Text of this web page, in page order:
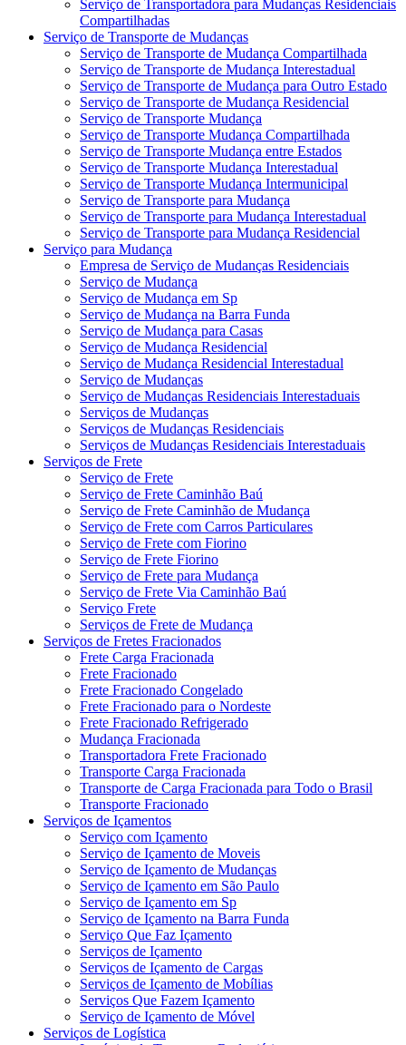
Serviço de Transportadora para Mudanças Residenciais
Compartilhadas
Serviço de Transporte de Mudanças
Serviço de Transporte de Mudança Compartilhada
Serviço de Transporte de Mudança Interestadual
Serviço de Transporte de Mudança para Outro Estado
Serviço de Transporte de Mudança Residencial
Serviço de Transporte Mudança
Serviço de Transporte Mudança Compartilhada
Serviço de Transporte Mudança entre Estados
Serviço de Transporte Mudança Interestadual
Serviço de Transporte Mudança Intermunicipal
Serviço de Transporte para Mudança
Serviço de Transporte para Mudança Interestadual
Serviço de Transporte para Mudança Residencial
Serviço para Mudança
Empresa de Serviço de Mudanças Residenciais
Serviço de Mudança
Serviço de Mudança em Sp
Serviço de Mudança na Barra Funda
Serviço de Mudança para Casas
Serviço de Mudança Residencial
Serviço de Mudança Residencial Interestadual
Serviço de Mudanças
Serviço de Mudanças Residenciais Interestaduais
Serviços de Mudanças
Serviços de Mudanças Residenciais
Serviços de Mudanças Residenciais Interestaduais
Serviços de Frete
Serviço de Frete
Serviço de Frete Caminhão Baú
Serviço de Frete Caminhão de Mudança
Serviço de Frete com Carros Particulares
Serviço de Frete com Fiorino
Serviço de Frete Fiorino
Serviço de Frete para Mudança
Serviço de Frete Via Caminhão Baú
Serviço Frete
Serviços de Frete de Mudança
Serviços de Fretes Fracionados
Frete Carga Fracionada
Frete Fracionado
Frete Fracionado Congelado
Frete Fracionado para o Nordeste
Frete Fracionado Refrigerado
Mudança Fracionada
Transportadora Frete Fracionado
Transporte Carga Fracionada
Transporte de Carga Fracionada para Todo o Brasil
Transporte Fracionado
Serviços de Içamentos
Serviço com Içamento
Serviço de Içamento de Moveis
Serviço de Içamento de Mudanças
Serviço de Içamento em São Paulo
Serviço de Içamento em Sp
Serviço de Içamento na Barra Funda
Serviço Que Faz Içamento
Serviços de Içamento
Serviços de Içamento de Cargas
Serviços de Içamento de Mobílias
Serviços Que Fazem Içamento
Serviço de Içamento de Móvel
Serviços de Logística